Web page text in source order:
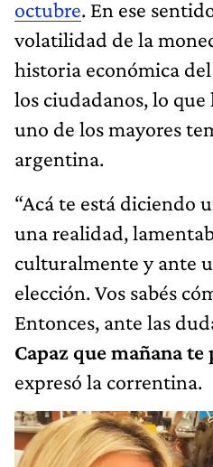
octubre. En ese
volatilidad de la
historia económica
los ciudadanos, lo
uno de los mayores
argentina.
“Acá te está diciendo
una realidad,
culturalmente y ante
elección. Vos sabés
Entonces, ante las
Capaz que mañana
expresó la correntina.